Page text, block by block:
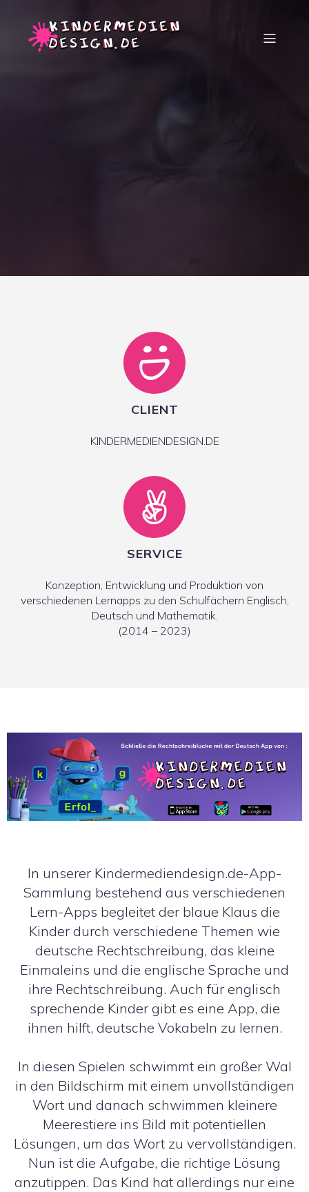
CLIENT
KINDERMEDIENDESIGN.DE
SERVICE
Konzeption, Entwicklung und Produktion von
verschiedenen Lernapps zu den Schulfächern Englisch,
Deutsch und Mathematik.
(2014 – 2023)
In unserer Kindermediendesign.de-App-
Sammlung bestehend aus verschiedenen
Lern-Apps begleitet der blaue Klaus die
Kinder durch verschiedene Themen wie
deutsche Rechtschreibung, das kleine
Einmaleins und die englische Sprache und
ihre Rechtschreibung. Auch für englisch
sprechende Kinder gibt es eine App, die
ihnen hilft, deutsche Vokabeln zu lernen.
In diesen Spielen schwimmt ein großer Wal
in den Bildschirm mit einem unvollständigen
Wort und danach schwimmen kleinere
Meerestiere ins Bild mit potentiellen
Lösungen, um das Wort zu vervollständigen.
Nun ist die Aufgabe, die richtige Lösung
anzutippen. Das Kind hat allerdings nur eine